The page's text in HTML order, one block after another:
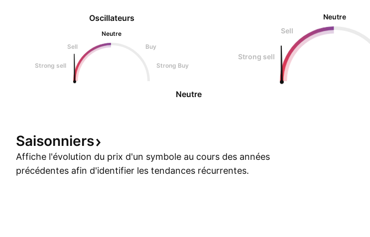
Oscillateurs
Neutre
Sell
Buy
Strong sell Strong Buy
Neutre
Neutre
Sell
Strong sell
Saisonniers
Affiche l'évolution du prix d'un symbole au cours des années
précédentes afin d'identifier les tendances récurrentes.